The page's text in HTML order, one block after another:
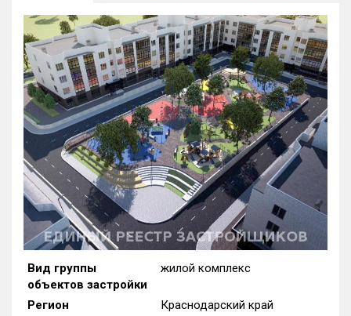
Все
Район в городе
Все
₽/м² млн ₽
Цена
от до
Общая площадь, м²
от до
Срок сдачи
от до
Вид объекта
Вид группы
объектов застройки
жилой комплекс
Регион
Краснодарский край